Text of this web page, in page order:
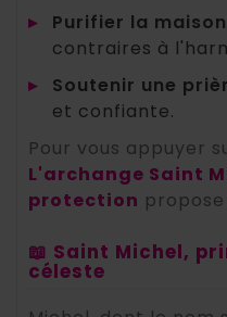
▸
Purifier la maison
contraires à
▸
Soutenir une
et confiante.
Pour vous appuyer
L'archange Saint
protection
📖 Saint Michel,
céleste